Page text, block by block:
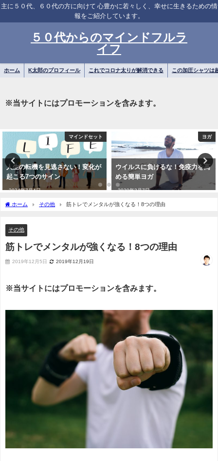
主に５０代、６０代の方に向けて 心豊かに若々しく、幸せに生きるための情
報をご紹介しています。
５０代からのマインドフルラ
イフ
ホーム K太郎のプロフィール これでコロナ太りが解消できる この加圧シャツは
※当サイトにはプロモーションを含みます。
マインドセット
人生の転機を見逃さない！変化が
起こる7つのサイン
2024年7月4日
ヨガ
ウイルスに負けるな！免疫力を高
める簡単ヨガ
2020年3月7日
ホーム その他 筋トレでメンタルが強くなる！8つの理由
その他
筋トレでメンタルが強くなる！8つの理由
2019年12月5日 2019年12月19日
※当サイトにはプロモーションを含みます。